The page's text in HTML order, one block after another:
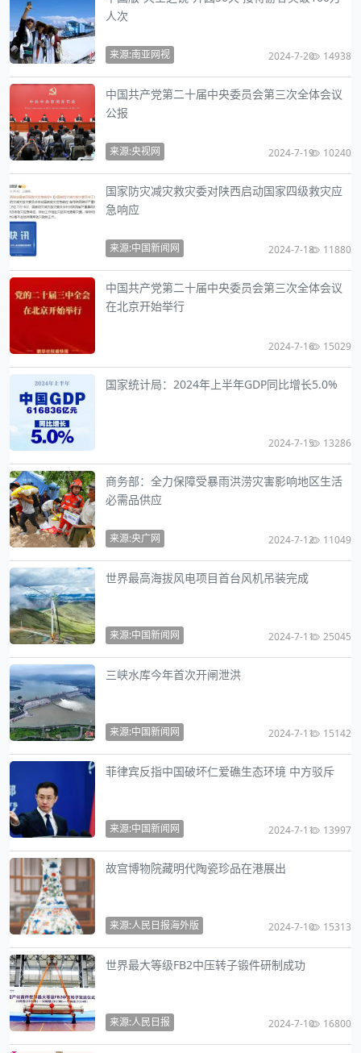
人次
来源:南亚网视 2024-7-20 14938
中国共产党第二十届中央委员会第三次全体会议
公报
来源:央视网 2024-7-19 10240
国家防灾减灾救灾委对陕西启动国家四级救灾应
急响应
来源:中国新闻网 2024-7-18 11880
中国共产党第二十届中央委员会第三次全体会议
在北京开始举行
2024-7-16 15029
国家统计局：2024年上半年GDP同比增长5.0%
2024-7-15 13286
商务部：全力保障受暴雨洪涝灾害影响地区生活
必需品供应
来源:央广网 2024-7-12 11049
世界最高海拔风电项目首台风机吊装完成
来源:中国新闻网 2024-7-11 25045
三峡水库今年首次开闸泄洪
来源:中国新闻网 2024-7-11 15142
菲律宾反指中国破坏仁爱礁生态环境 中方驳斥
来源:中国新闻网 2024-7-11 13997
故宫博物院藏明代陶瓷珍品在港展出
来源:人民日报海外版 2024-7-10 15313
世界最大等级FB2中压转子锻件研制成功
来源:人民日报 2024-7-10 16800